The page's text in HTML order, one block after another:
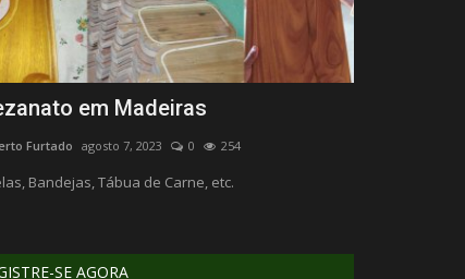
em Madeiras
Furtado agosto 7, 2023 0 254
Bandejas, Tábua de Carne, etc.
SE AGORA